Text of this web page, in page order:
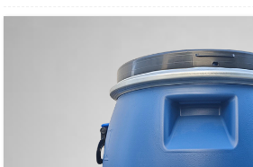
4. 손자국에 효과가 좋습니다